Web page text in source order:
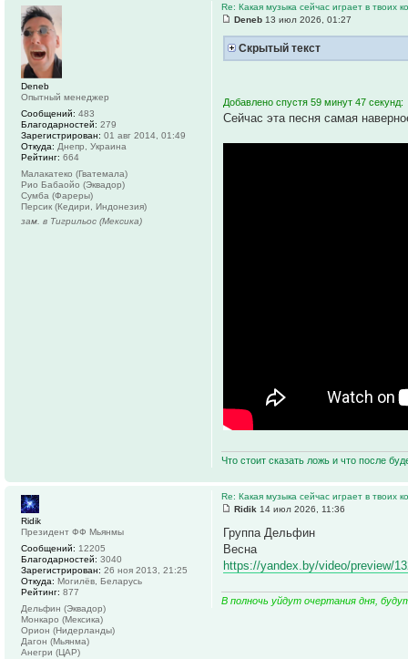
Re: Какая музыка сейчас играет в твоих
Deneb 13 июл 2026, 01:27
Скрытый текст
Добавлено спустя 59 минут 47 секунд:
Сейчас эта песня самая
Что стоит сказать ложь и что после
Deneb
Опытный менеджер
Сообщений: 483
Благодарностей: 279
Зарегистрирован: 01 авг 2014, 01:49
Откуда: Днепр, Украина
Рейтинг: 664
Малакатеко (Гватемала)
Рио Бабаойо (Эквадор)
Сумба (Фареры)
Персик (Кедири, Индонезия)
зам. в Тигрильос (Мексика)
Re: Какая музыка сейчас играет в твоих
Ridik 14 июл 2026, 11:36
Группа Дельфин
Весна
https://yandex.by/video/preview/
В полночь уйдут очертания дня,
Ridik
Президент ФФ Мьянмы
Сообщений: 12205
Благодарностей: 3040
Зарегистрирован: 26 ноя 2013, 21:25
Откуда: Могилёв, Беларусь
Рейтинг: 877
Дельфин (Эквадор)
Монкаро (Мексика)
Орион (Нидерланды)
Дагон (Мьянма)
Анегри (ЦАР)